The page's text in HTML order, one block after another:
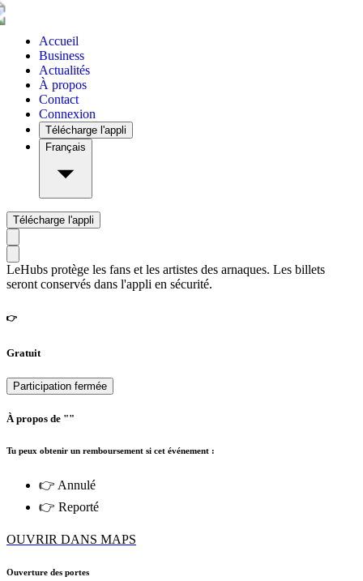
Accueil
Business
Actualités
À propos
Contact
Connexion
Télécharge l'appli
Français
Télécharge l'appli
LeHubs protège les fans et les artistes des arnaques. Les billets
seront conservés dans l'appli en sécurité.
👉
Gratuit
Participation fermée
À propos de ""
Tu peux obtenir un remboursement si cet événement :
👉 Annulé
👉 Reporté
OUVRIR DANS MAPS
Ouverture des portes